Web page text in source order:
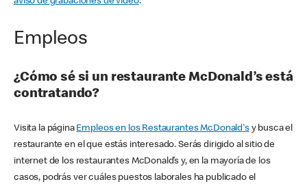
Empleos
¿Cómo sé si un restaurante McDonald’s está
contratando?
Visita la página Empleos en los Restaurantes McDonald'sy busca el
restaurante en el que estás interesado. Serás dirigido al sitio de
internet de los restaurantes McDonald’s y, en la mayoría de los
casos, podrás ver cuáles puestos laborales ha publicado el